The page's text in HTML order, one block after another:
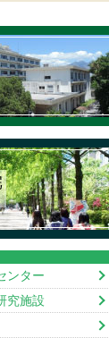
ンター
究施設